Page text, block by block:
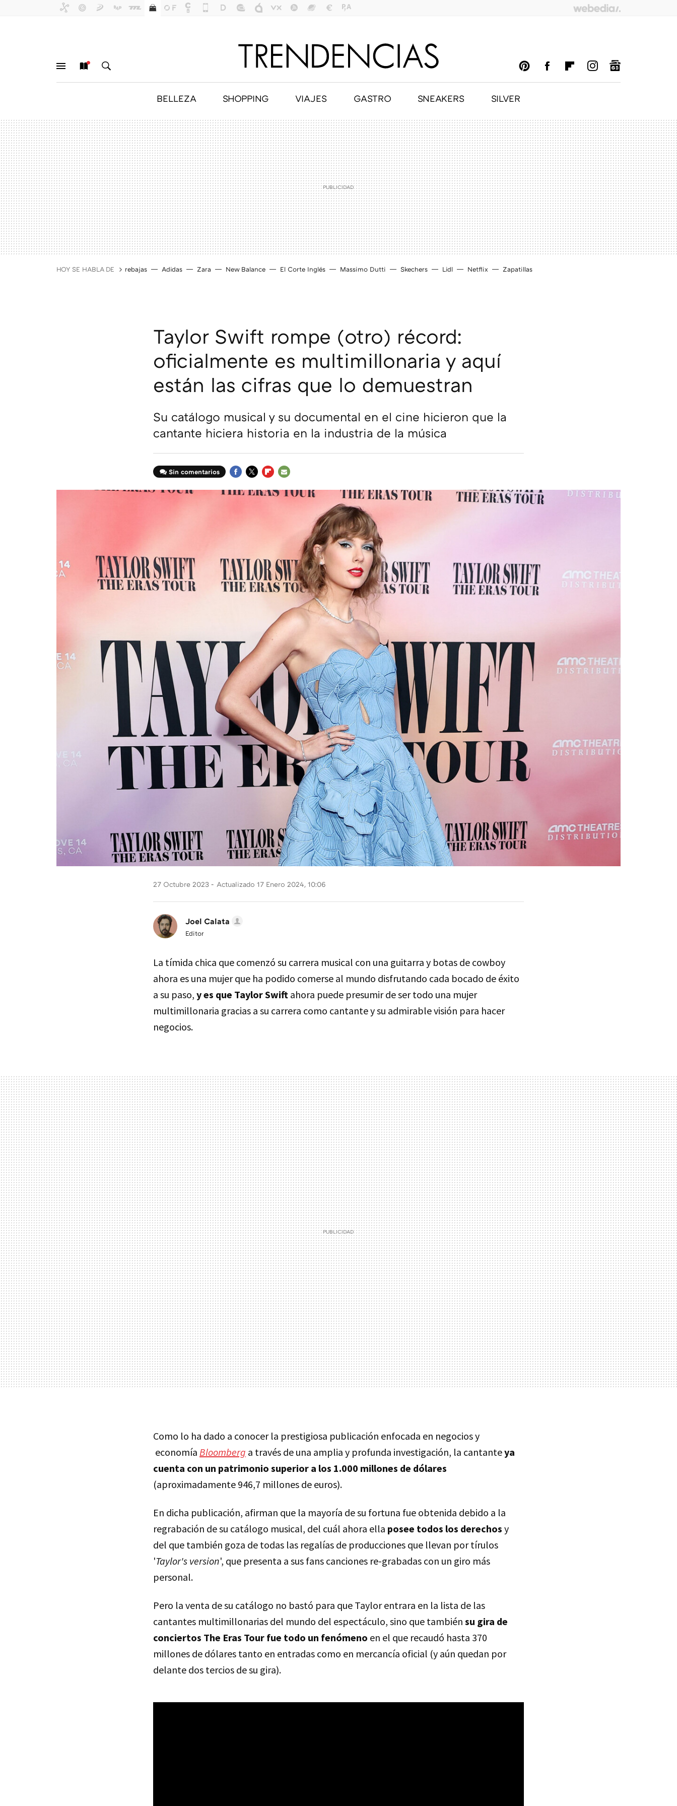
BELLEZA SHOPPING VIAJES GASTRO SNEAKERS SILVER
HOY SE HABLA DE rebajas Adidas Zara New Balance El Corte Inglés Massimo Dutti Skechers Lidl Netflix Zapatillas
Taylor Swift rompe (otro) récord:
oficialmente es multimillonaria y aquí
están las cifras que lo demuestran
Su catálogo musical y su documental en el cine hicieron que la
cantante hiciera historia en la industria de la música
Sin comentarios
MAIL
27 Octubre 2023 Actualizado 17 Enero 2024, 10:06
Joel Calata
Editor
La tímida chica que comenzó su carrera musical con una guitarra y botas de cowboy
ahora es una mujer que ha podido comerse al mundo disfrutando cada bocado de éxito
a su paso, y es que Taylor Swift ahora puede presumir de ser todo una mujer
multimillonaria gracias a su carrera como cantante y su admirable visión para hacer
negocios.
Como lo ha dado a conocer la prestigiosa publicación enfocada en negocios y
economía Bloomberg a través de una amplia y profunda investigación, la cantanteya
cuenta con un patrimonio superior a los 1.000 millones de dólares
(aproximadamente 946,7 millones de euros).
En dicha publicación, afirman que la mayoría de su fortuna fue obtenida debido a la
regrabación de su catálogo musical, del cuál ahora ella posee todos los derechos y
del que también goza de todas las regalías de producciones que llevan por tírulos
'Taylor's version', que presenta a sus fans canciones re-grabadas con un giro más
personal.
Pero la venta de su catálogo no bastó para que Taylor entrara en la lista de las
cantantes multimillonarias del mundo del espectáculo, sino que también su gira de
conciertos The Eras Tour fue todo un fenómeno en el que recaudó hasta 370
millones de dólares tanto en entradas como en mercancía oficial (y aún quedan por
delante dos tercios de su gira).